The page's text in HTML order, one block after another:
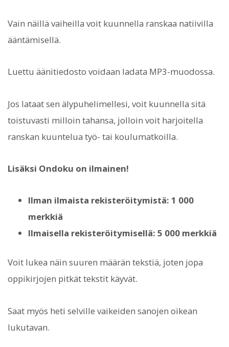
Vain näillä vaiheilla voit kuunnella ranskaa natiivilla
ääntämisellä.
Luettu äänitiedosto voidaan ladata MP3-muodossa.
Jos lataat sen älypuhelimellesi, voit kuunnella sitä
toistuvasti milloin tahansa, jolloin voit harjoitella
ranskan kuuntelua työ- tai koulumatkoilla.
Lisäksi Ondoku on ilmainen!
Ilman ilmaista rekisteröitymistä: 1 000
merkkiä
Ilmaisella rekisteröitymisellä: 5 000 merkkiä
Voit lukea näin suuren määrän tekstiä, joten jopa
oppikirjojen pitkät tekstit käyvät.
Saat myös heti selville vaikeiden sanojen oikean
lukutavan.